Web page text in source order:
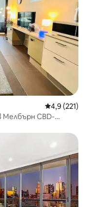
Средна
4,9 (221)
CBD-